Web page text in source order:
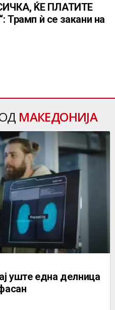
ЌЕ ПЛАТИТЕ
ѝ се закани на
МАКЕДОНИЈА
уште една делница